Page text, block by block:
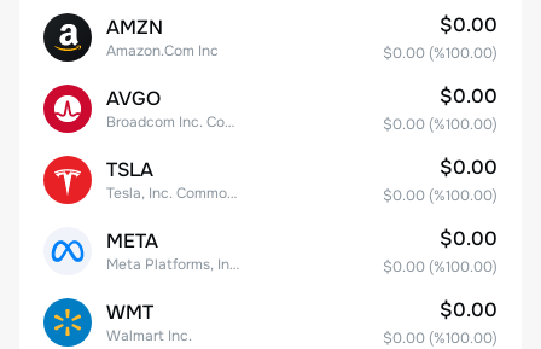
AMZN
Amazon.Com Inc
$0.00
$0.00 (%100.00)
AVGO
Broadcom Inc. Common Stock
$0.00
$0.00 (%100.00)
TSLA
Tesla, Inc. Common Stock
$0.00
$0.00 (%100.00)
META
Meta Platforms, Inc. Class A Common Stock
$0.00
$0.00 (%100.00)
WMT
Walmart Inc.
$0.00
$0.00 (%100.00)